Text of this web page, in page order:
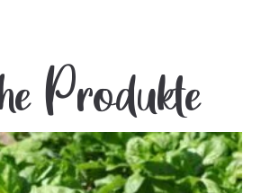
Produkte